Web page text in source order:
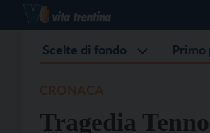
Scelte di fondo Primo
Tragedia